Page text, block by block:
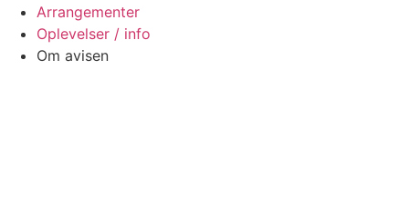
Arrangementer
Oplevelser / info
Om avisen